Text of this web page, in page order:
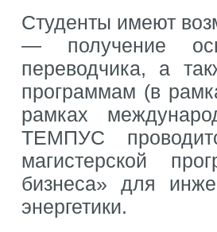
Студенты имеют
— получение
переводчика, а
программам (в
рамках
ТЕМПУС
магистерской
бизнеса» для
энергетики.